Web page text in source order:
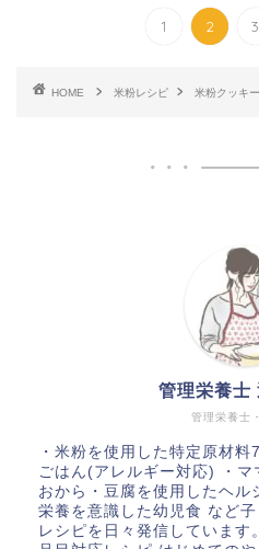
1 2 3
HOME 米粉レシピ 米粉クッキ
管理栄養士
管理栄養士
・米粉を使用した特定原材
ごはん(アレルギー対応) ・マ
おから・豆腐を使用したヘル
栄養を意識した幼児食 など
レシピを日々発信していま